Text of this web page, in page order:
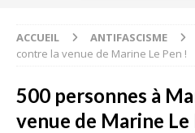
ACCUEIL ANTIFASCISME
contre la venue de Marine Le Pen !
500 personnes à
venue de Marine Le